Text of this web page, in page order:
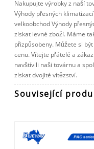
Nakupujte výrobky z naší
Výhody přesných
velkoobchod Výhody
získat levné zboží. Máme
přizpůsobeny. Můžete si
cenu. Vítejte přátelé a
navštívili naši továrnu a
získat dvojité vítězství.
Související